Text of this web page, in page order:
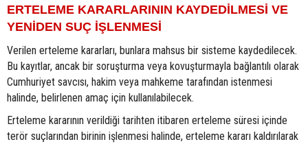
ERTELEME KARARLARININ KAYDEDİLMESİ VE
YENİDEN SUÇ İŞLENMESİ
Verilen erteleme kararları, bunlara mahsus bir sisteme kaydedilecek.
Bu kayıtlar, ancak bir soruşturma veya kovuşturmayla bağlantılı olarak
Cumhuriyet savcısı, hakim veya mahkeme tarafından istenmesi
halinde, belirlenen amaç için kullanılabilecek.
Erteleme kararının verildiği tarihten itibaren erteleme süresi içinde
terör suçlarından birinin işlenmesi halinde, erteleme kararı kaldırılarak